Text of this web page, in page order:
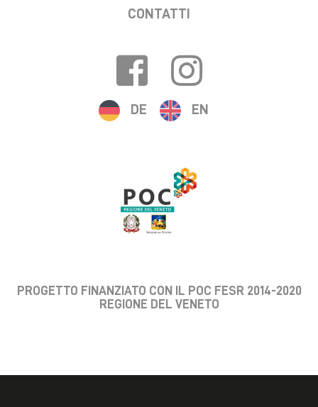
CONTATTI
DE EN
PROGETTO FINANZIATO CON IL POC FESR 2014-2020
REGIONE DEL VENETO